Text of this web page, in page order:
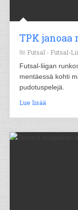
TPK janoaa
Futsal - Futsal-
Futsal-liigan
mentäessä kohti
pudotuspelejä.
Lue lisää